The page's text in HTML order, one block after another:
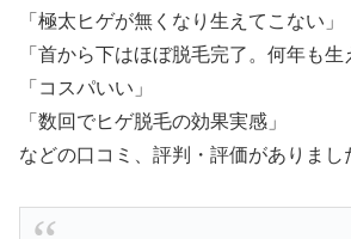
「極太ヒゲが無くなり生えてこない」
「首から下はほぼ脱毛完了。何年も生
「コスパいい」
「数回でヒゲ脱毛の効果実感」
などの口コミ、評判・評価がありまし